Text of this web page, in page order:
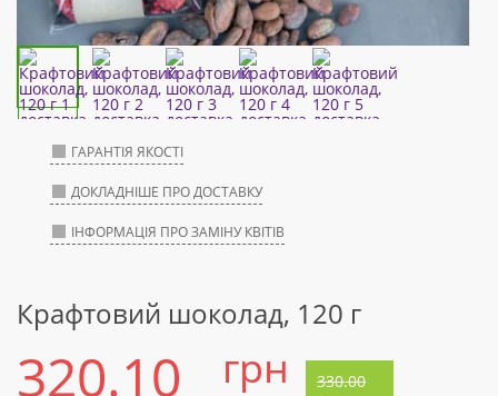
ГАРАНТІЯ ЯКОСТІ
ДОКЛАДНІШЕ ПРО ДОСТАВКУ
ІНФОРМАЦІЯ ПРО ЗАМІНУ КВІТІВ
Крафтовий шоколад, 120 г
320.10 грн 330.00